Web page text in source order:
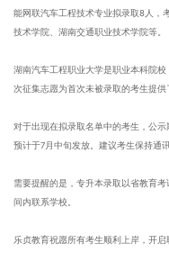
能网联汽车工程技术专业拟录取8人，
技术学院、湖南交通职业技术学院等。
湖南汽车工程职业大学是职业本科院
次征集志愿为首次未被录取的考生提供
对于出现在拟录取名单中的考生，公
预计于7月中旬发放。建议考生保持通
需要提醒的是，专升本录取以省教育
间内联系学校。
乐贞教育祝愿所有考生顺利上岸，开启